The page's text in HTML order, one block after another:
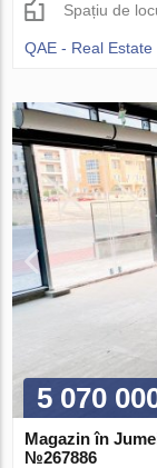
Spațiu de
QAE - Real Estate
5 070
Magazin în
№267886